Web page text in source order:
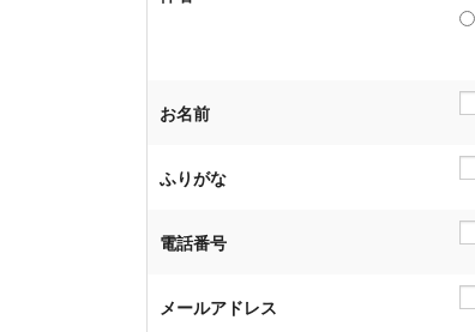
お名前
ふりがな
電話番号
メールアドレス